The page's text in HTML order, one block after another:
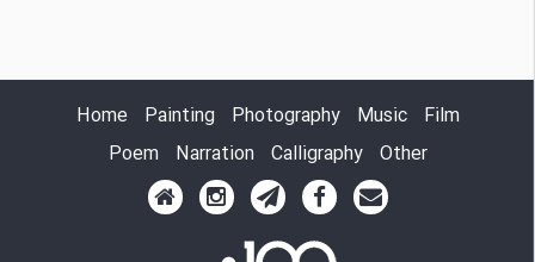
Home Painting Photography Music
Film
Poem
Narration Calligraphy Other